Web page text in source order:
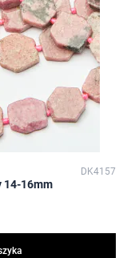
DK4157
14-16mm